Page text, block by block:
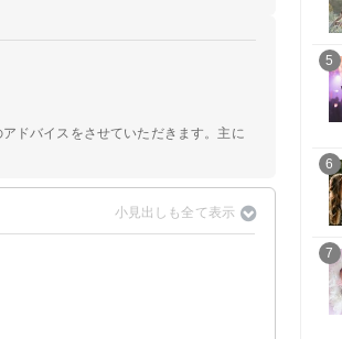
ドバイスをさせていただきます。主に
5
6
7